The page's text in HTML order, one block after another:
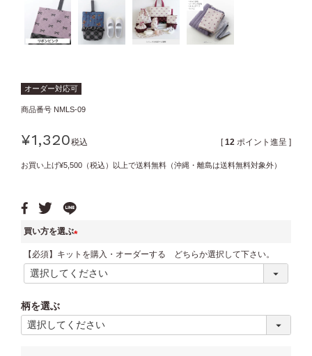
オーダー対応可
商品番号 NMLS-09
¥1,320税込 [ 12 ポイント進呈 ]
お買い上げ¥5,500（税込）以上で送料無料（沖縄・離島は送料無料対象外）
買い方を選ぶ
必
須
【必須】キットを購入・オーダーする どちらか選択して下さい。
柄を選ぶ